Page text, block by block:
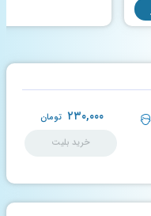
۲۳۰,۰۰۰ تومان
خرید بلیت